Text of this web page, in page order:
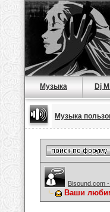
Музыка Dj
Музыка
Bisound.com
Ваши